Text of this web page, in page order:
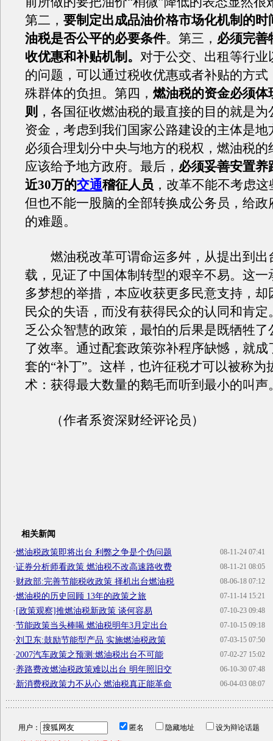
第二， 要制定出成品油价格市场化机制的时
油税是否公平的必要条件。第三， 必须完善
收优惠和补贴机制。 对于公交、出租等行业
的问题，可以通过税收优惠或者补贴的方式
殊群体的负担。第四， 燃油税的资金必须体
则 ，各国征收燃油税的最直接的目的就是
资金，考虑到我们国家公路建设的主体是地
必须合理划分中央与地方的税权，燃油税的
应该给予地方政府。最后， 必须妥善安置养
近30万的交通稽征人员 ，改革不能不考虑
但也不能一股脑的全部转换成公务员，给政
的难题。
燃油税改革可谓命运多舛，从提出到出
载，见证了中国体制转型的艰辛不易。这一
多梦想的举措，本应收获更多民意支持，却
民众的失语，而没有获得民众的认同和肯定
乏公众智慧的政策，最怕的后果是既牺牲了
了效率。通过配套政策弥补程序缺憾，就成
套的“补丁”。这样，也许征税才可以被称为
术：获得最大数量的鹅毛而听到最小的叫声
（作者系资深财经评论员）
相关新闻
08-11-24 07:41
·燃油税政策即将出台 利弊之争是个伪问题
08-11-21 08:05
·证券分析师看政策 燃油税不改高速路收费
08-06-18 07:12
·财政部:完善节能税收政策 择机出台燃油税
07-11-14 15:21
·燃油税的历史回顾 13年的政策之旅
07-10-23 09:48
·[政策观察]推燃油税新政策 谈何容易
07-10-15 09:18
·节能政策当头棒喝 燃油税明年3月定出台
07-03-15 07:50
·刘卫东:鼓励节能型产品 实施燃油税政策
07-02-27 15:02
·2007汽车政策之预测:燃油税出台不可能
06-10-30 07:48
·养路费改燃油税政策难以出台 明年照旧交
06-04-03 08:07
·新消费税政策力不从心 燃油税真正能革命
用户： 匿名 隐藏地址
设为辩论话题